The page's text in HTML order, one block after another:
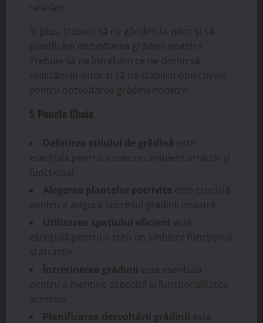
relaxăm.
În plus, trebuie să ne gândim la viitor și să
planificăm dezvoltarea grădinii noastre.
Trebuie să ne întrebăm ce ne dorim să
realizăm în viitor și să ne stabilim obiectivele
pentru dezvoltarea grădinii noastre.
5 Puncte Cheie
Definirea stilului de grădină este
esențială pentru a crea un ambient atractiv și
funcțional.
Alegerea plantelor potrivite este crucială
pentru a asigura succesul grădinii noastre.
Utilizarea spațiului eficient este
esențială pentru a crea un ambient funcțional
și atractiv.
Întreținerea grădinii este esențială
pentru a menține aspectul și funcționalitatea
acesteia.
Planificarea dezvoltării grădinii este